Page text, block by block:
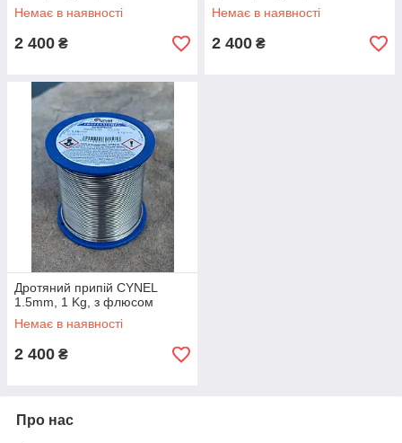
Немає в наявності
2 400 ₴
Немає в наявності
2 400 ₴
Дротяний припій CYNEL
1.5mm, 1 Kg, з флюсом
Немає в наявності
2 400 ₴
Про нас